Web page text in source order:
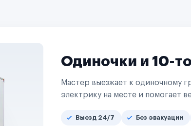
Одиночки и 10-
Мастер выезжает к одиночному
электрику на месте и помогает
Выезд 24/7 Без эвакуации